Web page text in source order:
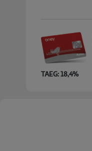
TAEG: 18,4%